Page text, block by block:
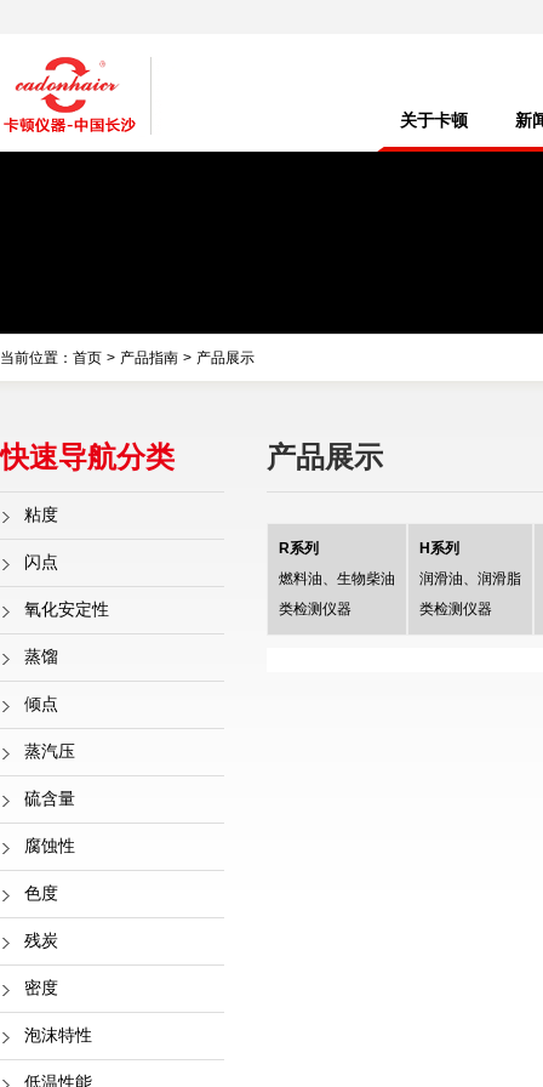
关于卡顿 新
当前位置： 首页 > 产品指南 > 产品展示
快速导航分类
粘度
闪点
氧化安定性
蒸馏
倾点
蒸汽压
硫含量
腐蚀性
色度
残炭
密度
泡沫特性
低温性能
产品展示
R系列
燃料油、生物柴油
类检测仪器
H系列
润滑油、润滑脂
类检测仪器